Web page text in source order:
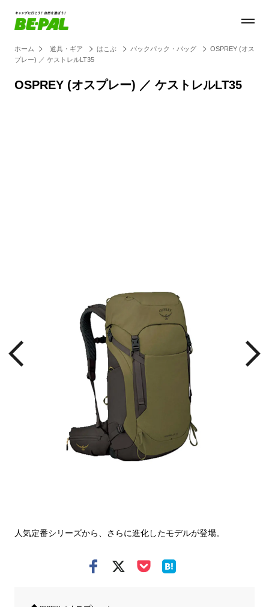
ホーム 道具・ギア はこぶ バックパック・バッグ
OSPREY (オス
プレー) ／ ケストレルLT35
OSPREY (オスプレー) ／ ケストレルLT35
人気定番シリーズから、さらに進化したモデルが登場。